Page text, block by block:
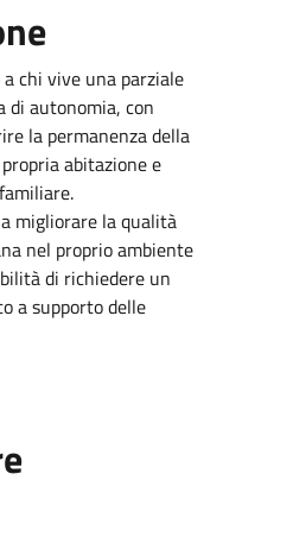
chi vive una parziale
di autonomia, con
la permanenza della
abitazione e
migliorare la qualità
nel proprio ambiente
di richiedere un
a supporto delle